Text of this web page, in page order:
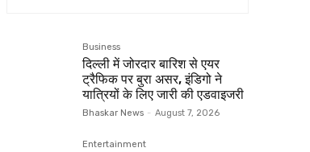
Business
दिल्ली में जोरदार बारिश से एयर
ट्रैफिक पर बुरा असर, इंडिगो ने
यात्रियों के लिए जारी की एडवाइजरी
Bhaskar News - August 7, 2026
Entertainment